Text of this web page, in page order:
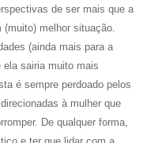
de ser mais que a
(muito) melhor situação.
(ainda mais para a
sairia muito mais
é sempre perdoado pelos
à mulher que
De qualquer forma,